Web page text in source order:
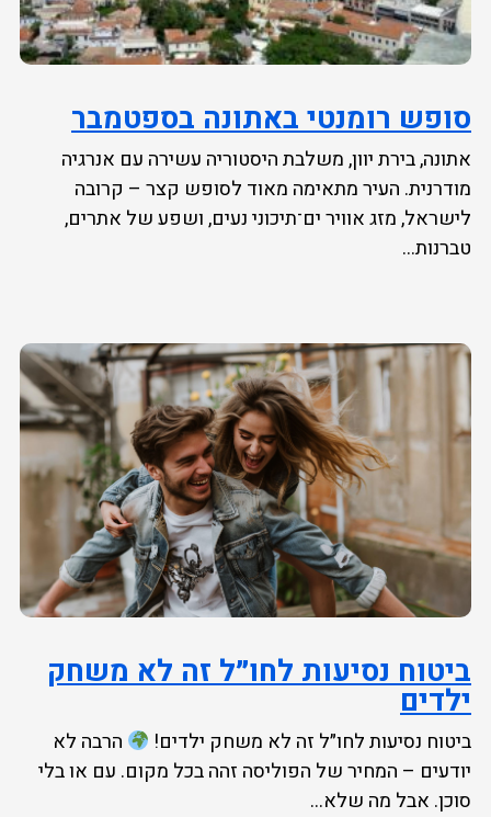
סופש רומנטי באתונה בספטמבר
אתונה, בירת יוון, משלבת היסטוריה עשירה עם אנרגיה
מודרנית. העיר מתאימה מאוד לסופש קצר – קרובה
לישראל, מזג אוויר ים־תיכוני נעים, ושפע של אתרים,
טברנות...
ביטוח נסיעות לחו״ל זה לא משחק
ילדים
ביטוח נסיעות לחו״ל זה לא משחק ילדים!
הרבה לא
יודעים – המחיר של הפוליסה זהה בכל מקום. עם או בלי
סוכן. אבל מה שלא...